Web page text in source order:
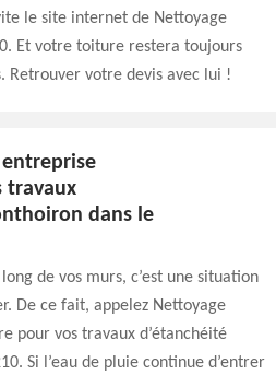
le site internet de Nettoyage
Et votre toiture restera toujours
Retrouver votre devis avec lui !
travaux
dans le
de vos murs, c’est une situation
De ce fait, appelez Nettoyage
pour vos travaux d’étanchéité
Si l’eau de pluie continue d’entrer